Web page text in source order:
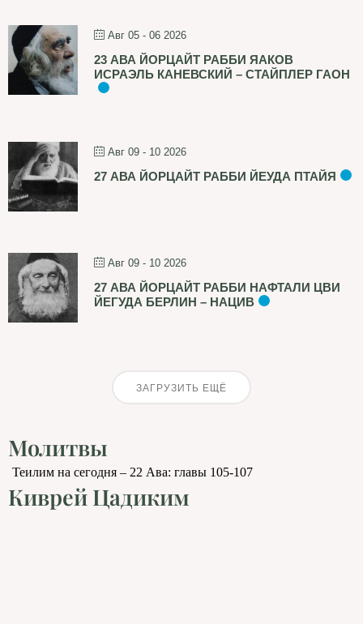
Авг 05 - 06 2026
23 АВА ЙОРЦАЙТ РАББИ ЯАКОВ
ИСРАЭЛЬ КАНЕВСКИЙ – СТАЙПЛЕР ГАОН
Авг 09 - 10 2026
27 АВА ЙОРЦАЙТ РАББИ ЙЕУДА ПТАЙЯ
Авг 09 - 10 2026
27 АВА ЙОРЦАЙТ РАББИ НАФТАЛИ ЦВИ
ЙЕГУДА БЕРЛИН – НАЦИВ
ЗАГРУЗИТЬ ЕЩЁ
Молитвы
Теилим на сегодня – 22 Ава: главы 105-107
Киврей Цадиким